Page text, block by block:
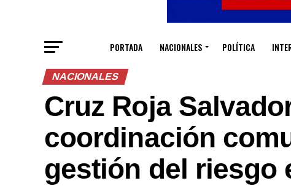
PORTADA NACIONALES POLÍTICA
NACIONALES
Cruz Roja
coordinación
gestión del riesgo